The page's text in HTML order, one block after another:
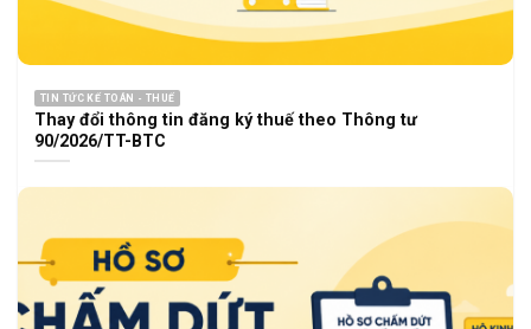
TIN TỨC KẾ TOÁN - THUẾ
Thay đổi thông tin đăng ký thuế theo Thông tư
90/2026/TT-BTC